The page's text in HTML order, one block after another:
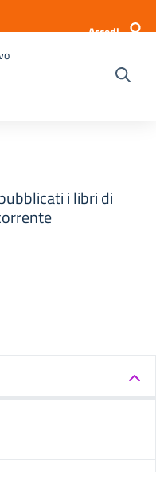
Accedi
i libri di